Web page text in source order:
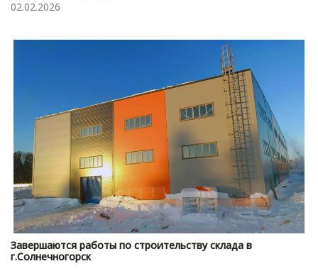
02.02.2026
Завершаются работы по строительству склада в
г.Солнечногорск